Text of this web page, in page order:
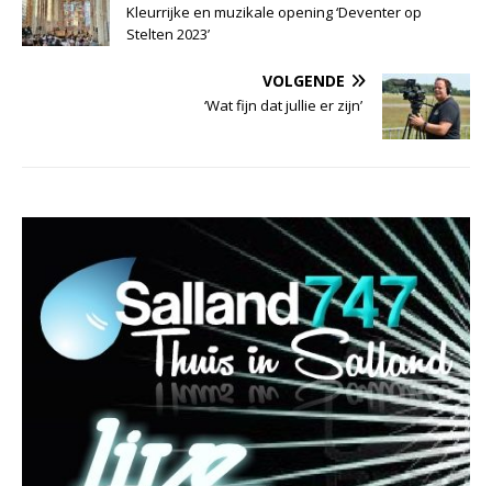
Kleurrijke en muzikale opening ‘Deventer op
Stelten 2023’
VOLGENDE
‘Wat fijn dat jullie er zijn’